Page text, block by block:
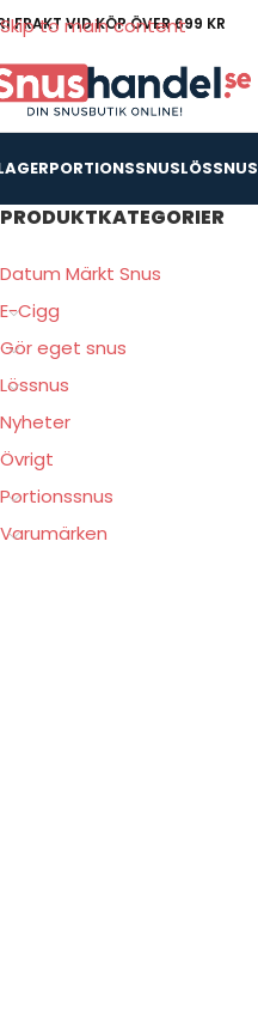
Skip to main content
FRAKT VID KÖP ÖVER 699 KR
PORTIONSSNUSLÖSSNUS
PRODUKTKATEGORIER
Datum Märkt Snus
E-Cigg
Gör eget snus
Lössnus
Nyheter
Övrigt
Portionssnus
Varumärken